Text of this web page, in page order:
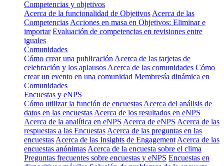
Competencias y objetivos
Acerca de la funcionalidad de Objetivos Acerca de las
Competencias Acciones en masa en Objetivos: Eliminar e
importar Evaluación de competencias en revisiones entre
iguales
Comunidades
Cómo crear una publicación Acerca de las tarjetas de
celebración y los aplausos Acerca de las comunidades Cómo
crear un evento en una comunidad Membresía dinámica en
Comunidades
Encuestas y eNPS
Cómo utilizar la función de encuestas Acerca del análisis de
datos en las encuestas Acerca de los resultados en eNPS
Acerca de la analítica en eNPS Acerca de eNPS Acerca de las
respuestas a las Encuestas Acerca de las preguntas en las
encuestas Acerca de las Insights de Engagement Acerca de las
encuestas anónimas Acerca de la encuesta sobre el clima
Preguntas frecuentes sobre encuestas y eNPS Encuestas en